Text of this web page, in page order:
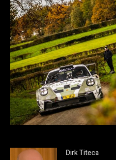
Dirk Titeca